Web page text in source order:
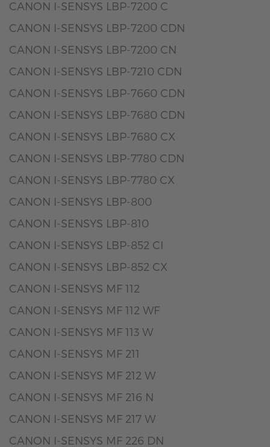
CANON I-SENSYS LBP-7200 C
CANON I-SENSYS LBP-7200 CDN
CANON I-SENSYS LBP-7200 CN
CANON I-SENSYS LBP-7210 CDN
CANON I-SENSYS LBP-7660 CDN
CANON I-SENSYS LBP-7680 CDN
CANON I-SENSYS LBP-7680 CX
CANON I-SENSYS LBP-7780 CDN
CANON I-SENSYS LBP-7780 CX
CANON I-SENSYS LBP-800
CANON I-SENSYS LBP-810
CANON I-SENSYS LBP-852 CI
CANON I-SENSYS LBP-852 CX
CANON I-SENSYS MF 112
CANON I-SENSYS MF 112 WF
CANON I-SENSYS MF 113 W
CANON I-SENSYS MF 211
CANON I-SENSYS MF 212 W
CANON I-SENSYS MF 216 N
CANON I-SENSYS MF 217 W
CANON I-SENSYS MF 226 DN